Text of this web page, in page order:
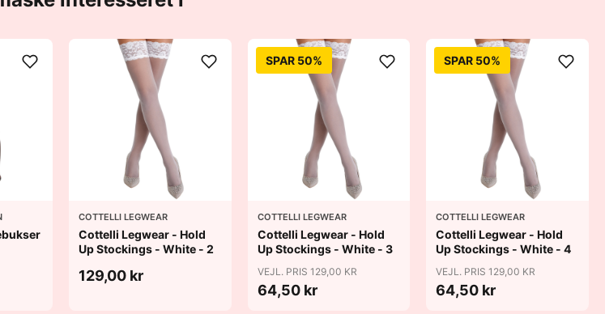
COTTELLI LEGWEAR
Cottelli Legwear - Hold
Up Stockings - White - 2
129,00 kr
SPAR 50%
COTTELLI LEGWEAR
Cottelli Legwear - Hold
Up Stockings - White - 3
VEJL. PRIS 129,00 KR
64,50 kr
SPAR 50%
COTTELLI LEGWEAR
Cottelli Legwear - Hold
Up Stockings - White - 4
VEJL. PRIS 129,00 KR
64,50 kr